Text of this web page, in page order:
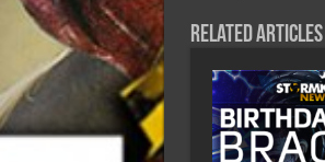
Related Articles